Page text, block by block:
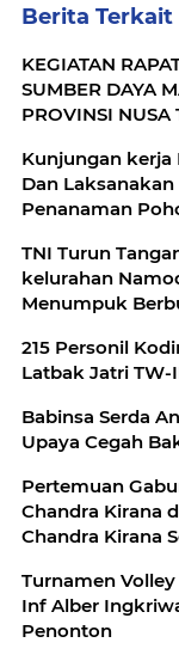
Berita Terkait
KEGIATAN
SUMBER DAYA
PROVINSI NUSA
Kunjungan kerja
Dan
Penanaman
TNI Turun
kelurahan
Menumpuk
215 Personil
Latbak Jatri TW-
Babinsa Serda
Upaya Cegah
Pertemuan
Chandra Kirana
Chandra Kirana
Turnamen
Inf Alber
Penonton